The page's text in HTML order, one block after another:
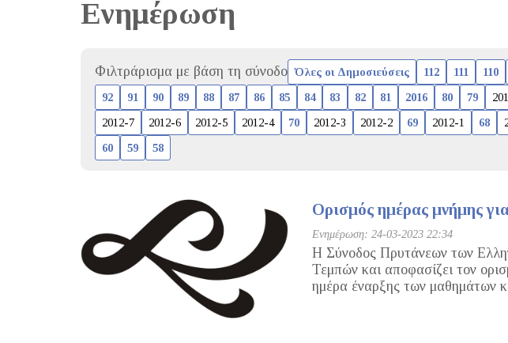
Ενημέρωση
Φιλτράρισμα με βάση τη σύνοδο Όλες οι Δημοσιεύσεις 112 111 110
92
91 90 89 88 87 86 85 84 83 82 81 2016 80 79
2012-7
2012-6 2012-5 2012-4 70 2012-3 2012-2 69 2012-1 68
60
59 58
Ορισμός ημέρας μνήμης
Ενημέρωση: 24-03-2023 22:34
Η Σύνοδος Πρυτάνεων των
Τεμπών και αποφασίζει τον
ημέρα έναρξης των μαθημάτων